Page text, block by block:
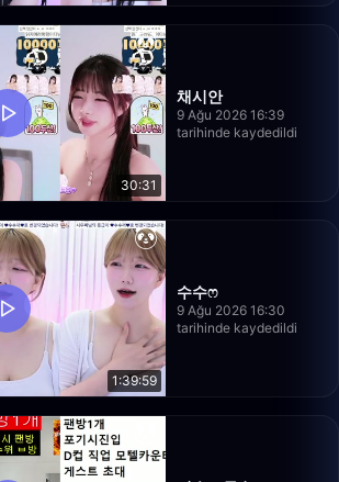
30:31
채시안
9 Ağu 2026 16:39
tarihinde kaydedildi
1:39:59
수수ෆ
9 Ağu 2026 16:30
tarihinde kaydedildi